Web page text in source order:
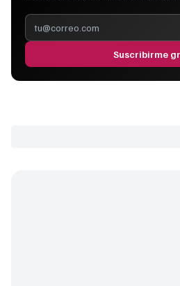
Suscribirme